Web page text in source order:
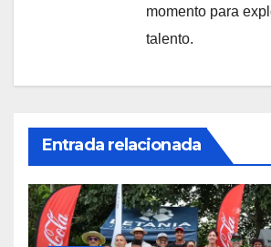
momento para
talento.
Entrada relacionada